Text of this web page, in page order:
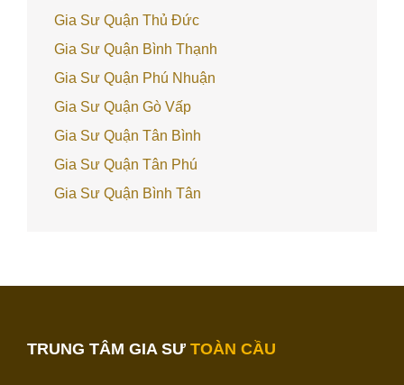
Gia Sư Quận Thủ Đức
Gia Sư Quận Bình Thạnh
Gia Sư Quận Phú Nhuận
Gia Sư Quận Gò Vấp
Gia Sư Quận Tân Bình
Gia Sư Quận Tân Phú
Gia Sư Quận Bình Tân
TRUNG TÂM GIA SƯ TOÀN CẦU